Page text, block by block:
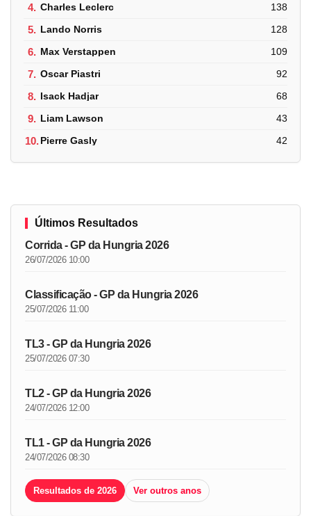
4. Charles Leclerc 138
5. Lando Norris 128
6. Max Verstappen 109
7. Oscar Piastri 92
8. Isack Hadjar 68
9. Liam Lawson 43
10.Pierre Gasly 42
Últimos Resultados
Corrida - GP da Hungria 2026
26/07/2026 10:00
Classificação - GP da Hungria 2026
25/07/2026 11:00
TL3 - GP da Hungria 2026
25/07/2026 07:30
TL2 - GP da Hungria 2026
24/07/2026 12:00
TL1 - GP da Hungria 2026
24/07/2026 08:30
Resultados de 2026 Ver outros anos